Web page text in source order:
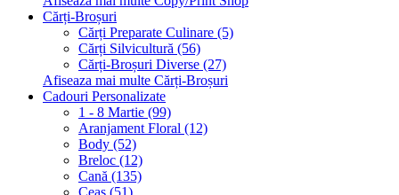
Cărți-Broșuri
Cărți Preparate Culinare (5)
Cărți Silvicultură (56)
Cărți-Broșuri Diverse (27)
Afiseaza mai multe Cărți-Broșuri
Cadouri Personalizate
1 - 8 Martie (99)
Aranjament Floral (12)
Body (52)
Breloc (12)
Cană (135)
Ceas (51)